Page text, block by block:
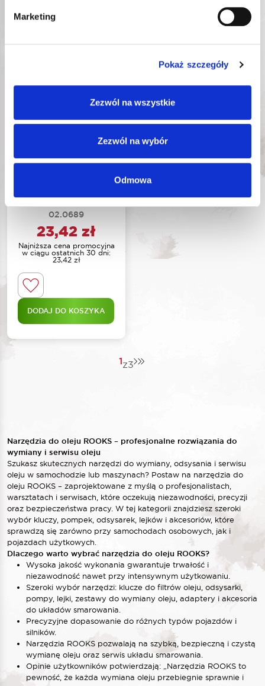
Marketing
Pokaż szczegóły
Zezwól na wszystkie
Zezwól na wybór
Odmowa
DODAJ DO KOSZYKA DODAJ DO KOSZYKA
02.0689
23,42 zł
Najniższa cena promocyjna
w ciągu ostatnich 30 dni:
23,42 zł
DODAJ DO KOSZYKA
1z3
Narzędzia do oleju ROOKS – profesjonalne rozwiązania do
wymiany i serwisu oleju
Szukasz skutecznych narzędzi do wymiany, odsysania i serwisu
oleju w samochodzie lub maszynach? Postaw na narzędzia do
oleju ROOKS – zaprojektowane z myślą o profesjonalistach,
warsztatach i serwisach, które oczekują niezawodności, precyzji
oraz bezpieczeństwa pracy. W tej kategorii znajdziesz szeroki
wybór kluczy, pompek, odsysarek, lejków i akcesoriów, które
sprawdzą się zarówno przy samochodach osobowych, jak i
pojazdach użytkowych.
Dlaczego warto wybrać narzędzia do oleju ROOKS?
Wysoka jakość wykonania gwarantuje trwałość i
niezawodność nawet przy intensywnym użytkowaniu.
Szeroki wybór narzędzi: klucze do filtrów oleju, odsysarki,
pompy, lejki, zestawy do wymiany oleju, adaptery i akcesoria
do układów smarowania.
Precyzyjne dopasowanie do różnych typów pojazdów i
silników.
Narzędzia ROOKS pozwalają na szybką, bezpieczną i czystą
wymianę oleju oraz serwis układu smarowania.
Opinie użytkowników potwierdzają: „Narzędzia ROOKS to
pewność, że każda wymiana oleju przebiegnie sprawnie i